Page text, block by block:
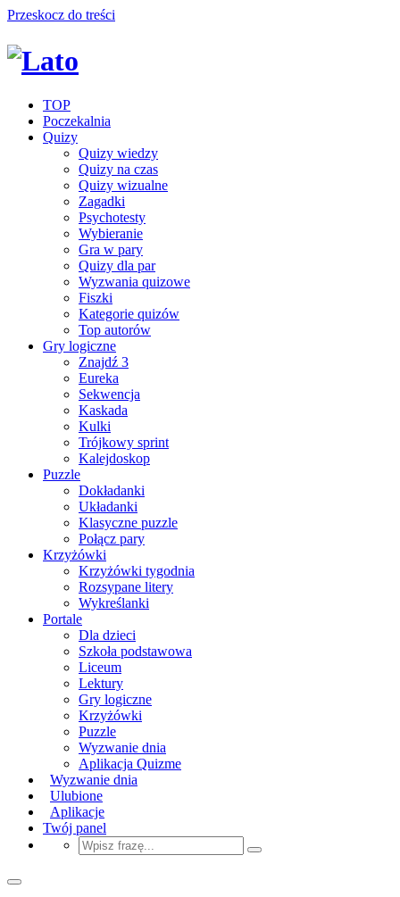
Przeskocz do treści
TOP
Poczekalnia
Quizy
Quizy wiedzy
Quizy na czas
Quizy wizualne
Zagadki
Psychotesty
Wybieranie
Gra w pary
Quizy dla par
Wyzwania quizowe
Fiszki
Kategorie quizów
Top autorów
Gry logiczne
Znajdź 3
Eureka
Sekwencja
Kaskada
Kulki
Trójkowy sprint
Kalejdoskop
Puzzle
Dokładanki
Układanki
Klasyczne puzzle
Połącz pary
Krzyżówki
Krzyżówki tygodnia
Rozsypane litery
Wykreślanki
Portale
Dla dzieci
Szkoła podstawowa
Liceum
Lektury
Gry logiczne
Krzyżówki
Puzzle
Wyzwanie dnia
Aplikacja Quizme
Wyzwanie dnia
Ulubione
Aplikacje
Twój panel